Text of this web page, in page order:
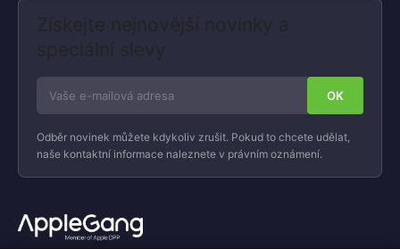
Získejte nejnovější novinky a
speciální slevy
Odběr novinek můžete kdykoliv zrušit. Pokud to chcete udělat,
naše kontaktní informace naleznete v právním oznámení.